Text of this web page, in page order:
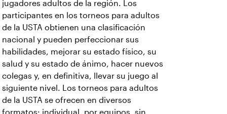
jugadores adultos de la región. Los
participantes en los torneos para adultos
de la USTA obtienen una clasificación
nacional y pueden perfeccionar sus
habilidades, mejorar su estado físico, su
salud y su estado de ánimo, hacer nuevos
colegas y, en definitiva, llevar su juego al
siguiente nivel. Los torneos para adultos
de la USTA se ofrecen en diversos
formatos: individual, por equipos, sin